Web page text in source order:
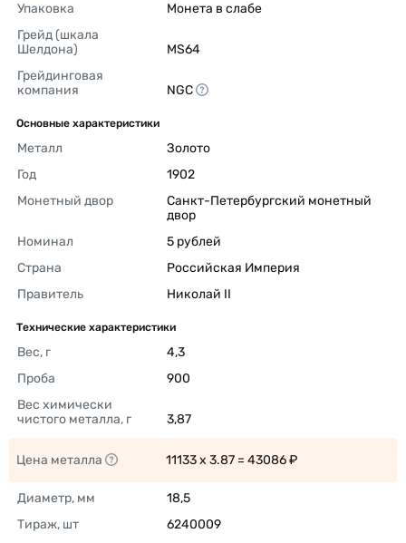
Упаковка
Монета в слабе
Грейд (шкала
Шелдона)
MS64
Грейдинговая
компания
NGC
Основные характеристики
Металл
Золото
Год
1902
Монетный двор
Санкт-Петербургский монетный
двор
Номинал
5 рублей
Страна
Российская Империя
Правитель
Николай II
Технические характеристики
Вес, г
4,3
Проба
900
Вес химически
чистого металла, г
3,87
Цена металла 11133 x 3.87 = 43086 ₽
Диаметр, мм
18,5
Тираж, шт
6240009